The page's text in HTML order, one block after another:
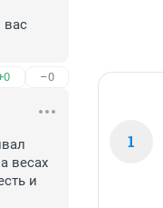
вас
–0
весах
и
1